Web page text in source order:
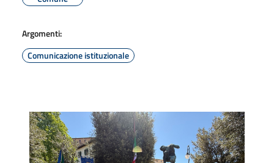
Argomenti:
Comunicazione istituzionale